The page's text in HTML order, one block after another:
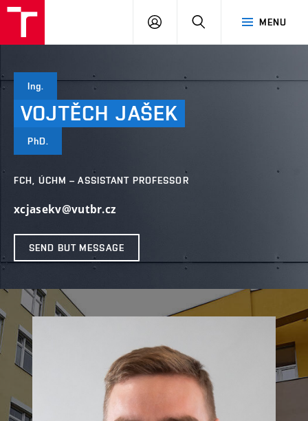
MENU
LOG
SEARCH
Ing.
VOJTĚCH JAŠEK
PhD.
FCH, ÚCHM – ASSISTANT PROFESSOR
xcjasekv@vutbr.cz
SEND BUT MESSAGE